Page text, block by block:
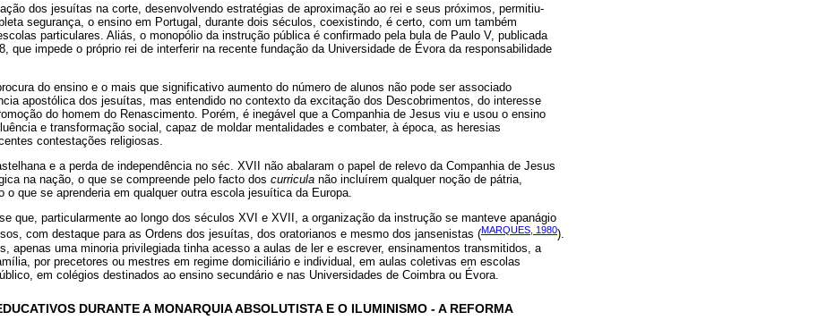
dos jesuítas na corte, desenvolvendo estratégias de aproximação ao rei e seus próximos, permitiu-
segurança, o ensino em Portugal, durante dois séculos, coexistindo, é certo, com um também
particulares. Aliás, o monopólio da instrução pública é confirmado pela bula de Paulo V, publicada
que impede o próprio rei de interferir na recente fundação da Universidade de Évora da responsabilidade
do ensino e o mais que significativo aumento do número de alunos não pode ser associado
apostólica dos jesuítas, mas entendido no contexto da excitação dos Descobrimentos, do interesse
do homem do Renascimento. Porém, é inegável que a Companhia de Jesus viu e usou o ensino
e transformação social, capaz de moldar mentalidades e combater, à época, as heresias
contestações religiosas.
e a perda de independência no séc. XVII não abalaram o papel de relevo da Companhia de Jesus
na nação, o que se compreende pelo facto dos curricula não incluírem qualquer noção de pátria,
o que se aprenderia em qualquer outra escola jesuítica da Europa.
que, particularmente ao longo dos séculos XVI e XVII, a organização da instrução se manteve apanágio
com destaque para as Ordens dos jesuítas, dos oratorianos e mesmo dos jansenistas (MARQUES, 1980).
apenas uma minoria privilegiada tinha acesso a aulas de ler e escrever, ensinamentos transmitidos, a
por precetores ou mestres em regime domiciliário e individual, em aulas coletivas em escolas
em colégios destinados ao ensino secundário e nas Universidades de Coimbra ou Évora.
DURANTE A MONARQUIA ABSOLUTISTA E O ILUMINISMO - A REFORMA